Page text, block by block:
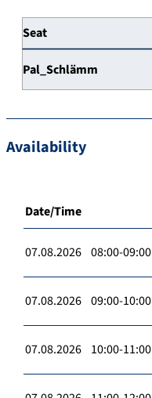
Seat
Pal_Schlämm
Availability
Date/Time
07.08.2026 08:00-09:00
07.08.2026 09:00-10:00
07.08.2026 10:00-11:00